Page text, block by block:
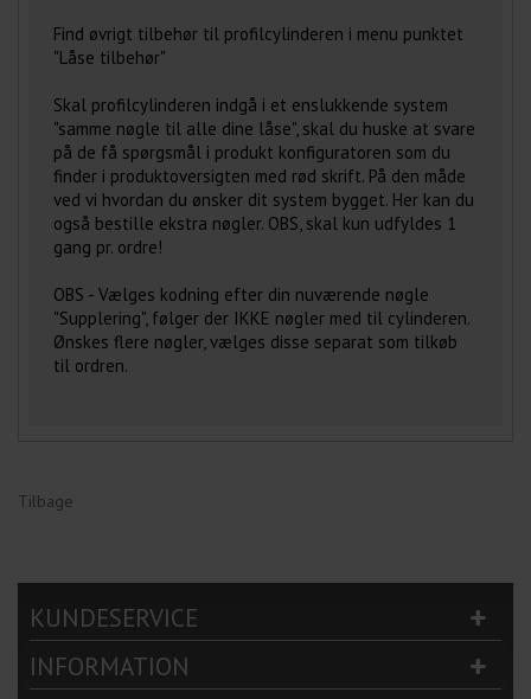
Find øvrigt tilbehør til profilcylinderen i menu punktet
"Låse tilbehør"
Skal profilcylinderen indgå i et enslukkende system
"samme nøgle til alle dine låse", skal du huske at svare
på de få spørgsmål i produkt konfiguratoren som du
finder i produktoversigten med rød skrift. På den måde
ved vi hvordan du ønsker dit system bygget. Her kan du
også bestille ekstra nøgler. OBS, skal kun udfyldes 1
gang pr. ordre!
OBS - Vælges kodning efter din nuværende nøgle
"Supplering", følger der IKKE nøgler med til cylinderen.
Ønskes flere nøgler, vælges disse separat som tilkøb
til ordren.
Tilbage
KUNDESERVICE
INFORMATION